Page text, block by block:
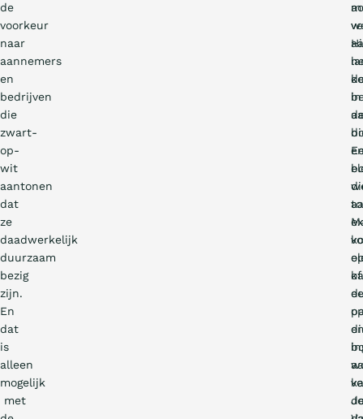
de
voorkeur
naar
aannemers
en
bedrijven
die
zwart-
op-
wit
aantonen
dat
ze
daadwerkelijk
duurzaam
bezig
zijn.
En
dat
is
alleen
mogelijk
met
in
of